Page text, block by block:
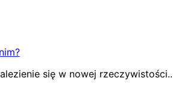
się w nowej